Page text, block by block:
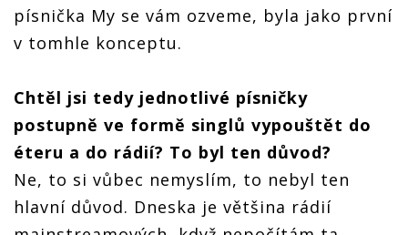
písnička My se vám ozveme, byla jako první
v tomhle konceptu.
Chtěl jsi tedy jednotlivé písničky
postupně ve formě singlů vypouštět do
éteru a do rádií? To byl ten důvod?
Ne, to si vůbec nemyslím, to nebyl ten
hlavní důvod. Dneska je většina rádií